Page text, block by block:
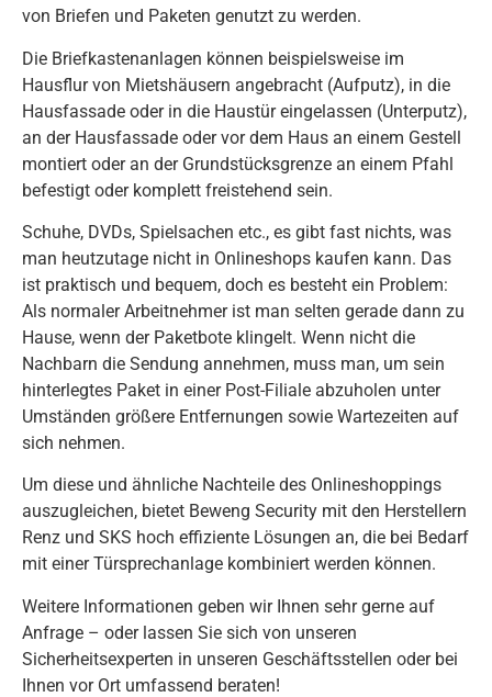
von Briefen und Paketen genutzt zu werden.
Die Briefkastenanlagen können beispielsweise im
Hausflur von Mietshäusern angebracht (Aufputz), in die
Hausfassade oder in die Haustür eingelassen (Unterputz),
an der Hausfassade oder vor dem Haus an einem Gestell
montiert oder an der Grundstücksgrenze an einem Pfahl
befestigt oder komplett freistehend sein.
Schuhe, DVDs, Spielsachen etc., es gibt fast nichts, was
man heutzutage nicht in Onlineshops kaufen kann. Das
ist praktisch und bequem, doch es besteht ein Problem:
Als normaler Arbeitnehmer ist man selten gerade dann zu
Hause, wenn der Paketbote klingelt. Wenn nicht die
Nachbarn die Sendung annehmen, muss man, um sein
hinterlegtes Paket in einer Post-Filiale abzuholen unter
Umständen größere Entfernungen sowie Wartezeiten auf
sich nehmen.
Um diese und ähnliche Nachteile des Onlineshoppings
auszugleichen, bietet Beweng Security mit den Herstellern
Renz und SKS hoch effiziente Lösungen an, die bei Bedarf
mit einer Türsprechanlage kombiniert werden können.
Weitere Informationen geben wir Ihnen sehr gerne auf
Anfrage – oder lassen Sie sich von unseren
Sicherheitsexperten in unseren Geschäftsstellen oder bei
Ihnen vor Ort umfassend beraten!